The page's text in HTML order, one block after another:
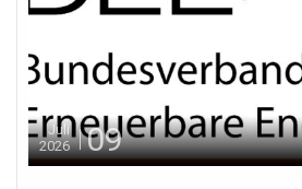
Juli
2026
09